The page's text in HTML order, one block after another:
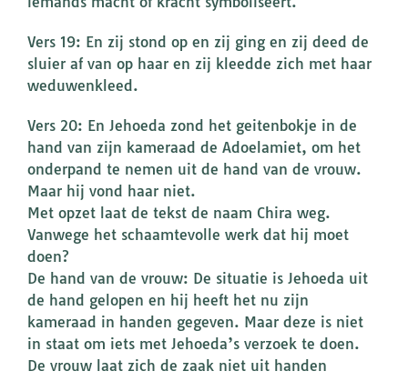
Vers 19: En zij stond op en zij ging en zij deed de
sluier af van op haar en zij kleedde zich met haar
weduwenkleed.
Vers 20: En Jehoeda zond het geitenbokje in de
hand van zijn kameraad de Adoelamiet, om het
onderpand te nemen uit de hand van de vrouw.
Maar hij vond haar niet.
Met opzet laat de tekst de naam Chira weg.
Vanwege het schaamtevolle werk dat hij moet
doen?
De hand van de vrouw: De situatie is Jehoeda uit
de hand gelopen en hij heeft het nu zijn
kameraad in handen gegeven. Maar deze is niet
in staat om iets met Jehoeda’s verzoek te doen.
De vrouw laat zich de zaak niet uit handen